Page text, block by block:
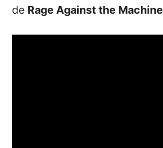
de Rage Against the Machine